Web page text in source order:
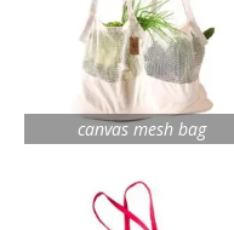
canvas mesh bag